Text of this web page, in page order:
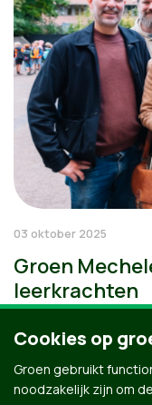
03 oktober 2025
Groen
leerkrachten
Cookies op
Groen gebruikt
noodzakelijk zijn om